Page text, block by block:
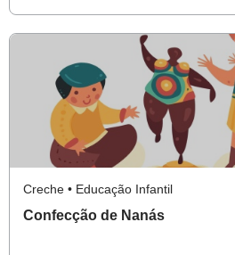
Creche • Educação Infantil
Confecção de Nanás